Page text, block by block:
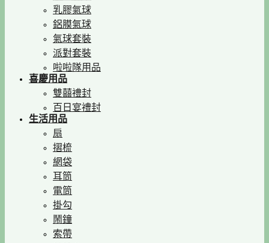
乳膠氣球
鋁膜氣球
氣球套裝
派對套裝
啦啦隊用品
喜慶用品
雙囍禮封
百日宴禮封
生活用品
扇
摺梳
網袋
耳筒
電筒
掛勾
鬧鐘
索帶